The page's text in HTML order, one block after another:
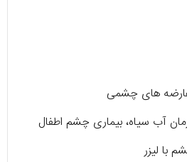
های چشمی
آب سیاه، بیماری چشم اطفال
با لیزر